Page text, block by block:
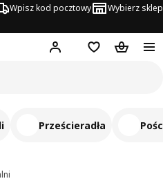
Wpisz kod pocztowy Wybierz sklep
Hej! Zaloguj się
Lista zakupowa
Koszyk
Prześcieradła